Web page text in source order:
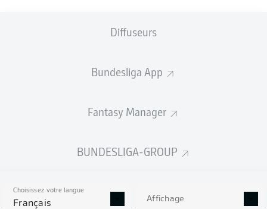
Diffuseurs
Bundesliga App
Fantasy Manager
BUNDESLIGA-GROUP
Choisissez votre langue
Français Affichage
Publicité